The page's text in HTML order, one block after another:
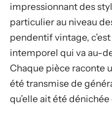
impressionnant des
particulier au niveau
pendentif vintage,
intemporel qui va au-
Chaque pièce raconte
été transmise de
qu’elle ait été